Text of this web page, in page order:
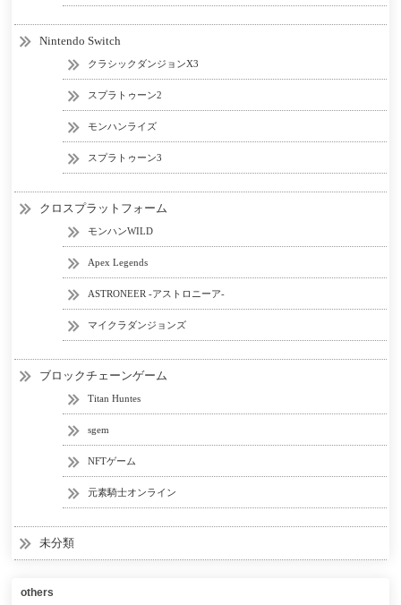
Nintendo Switch
クラシックダンジョンX3
スプラトゥーン2
モンハンライズ
スプラトゥーン3
クロスプラットフォーム
モンハンWILD
Apex Legends
ASTRONEER -アストロニーア-
マイクラダンジョンズ
ブロックチェーンゲーム
Titan Huntes
sgem
NFTゲーム
元素騎士オンライン
未分類
others